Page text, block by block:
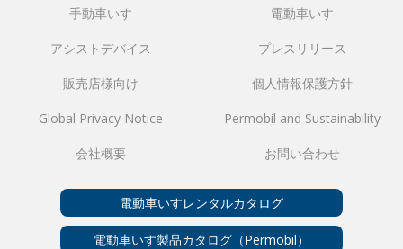
手動車いす 電動車いす
アシストデバイス プレスリリース
販売店様向け 個人情報保護方針
Global Privacy Notice Permobil and Sustainability
会社概要 お問い合わせ
電動車いすレンタルカタログ
電動車いす製品カタログ（Permobil）